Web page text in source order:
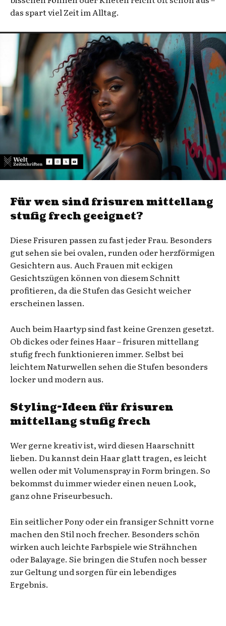
das spart viel Zeit im Alltag.
Für wen sind frisuren mittellang
stufig frech geeignet?
Diese Frisuren passen zu fast jeder Frau. Besonders
gut sehen sie bei ovalen, runden oder herzförmigen
Gesichtern aus. Auch Frauen mit eckigen
Gesichtszügen können von diesem Schnitt
profitieren, da die Stufen das Gesicht weicher
erscheinen lassen.
Auch beim Haartyp sind fast keine Grenzen gesetzt.
Ob dickes oder feines Haar – frisuren mittellang
stufig frech funktionieren immer. Selbst bei
leichtem Naturwellen sehen die Stufen besonders
locker und modern aus.
Styling-Ideen für frisuren
mittellang stufig frech
Wer gerne kreativ ist, wird diesen Haarschnitt
lieben. Du kannst dein Haar glatt tragen, es leicht
wellen oder mit Volumenspray in Form bringen. So
bekommst du immer wieder einen neuen Look,
ganz ohne Friseurbesuch.
Ein seitlicher Pony oder ein fransiger Schnitt vorne
machen den Stil noch frecher. Besonders schön
wirken auch leichte Farbspiele wie Strähnchen
oder Balayage. Sie bringen die Stufen noch besser
zur Geltung und sorgen für ein lebendiges
Ergebnis.